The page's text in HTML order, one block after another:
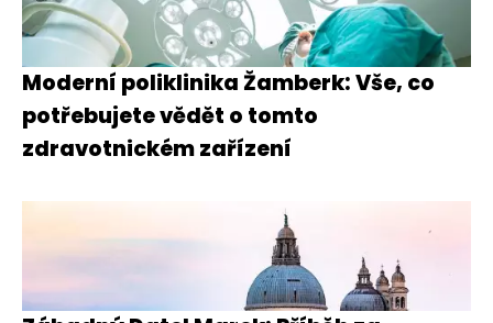
Moderní poliklinika Žamberk: Vše, co
potřebujete vědět o tomto
zdravotnickém zařízení